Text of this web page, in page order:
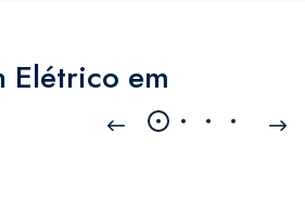
Elétrico em